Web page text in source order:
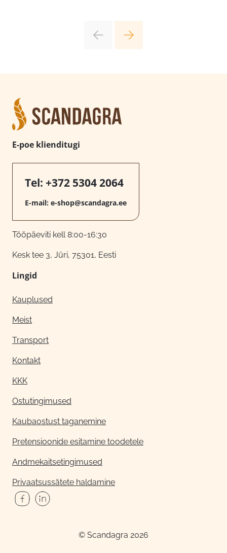
E-poe klienditugi
Tel: +372 5304 2064
E-mail: e-shop@scandagra.ee
Tööpäeviti kell 8:00-16:30
Kesk tee 3, Jüri, 75301, Eesti
Lingid
Kauplused
Meist
Transport
Kontakt
KKK
Ostutingimused
Kaubaostust taganemine
Pretensioonide esitamine toodetele
Andmekaitsetingimused
Privaatsussätete haldamine
© Scandagra 2026